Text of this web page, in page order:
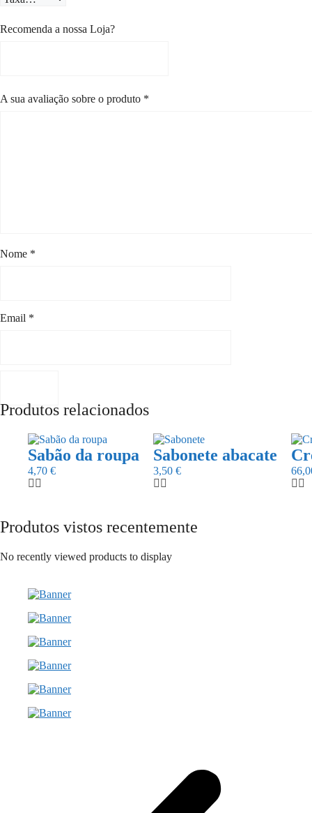
Recomenda a nossa Loja?
A sua avaliação sobre o produto *
Nome *
Email *
Produtos relacionados
Sabão da roupa
4,70 €
Sabonete abacate
3,50 €
Produtos vistos recentemente
No recently viewed products to display